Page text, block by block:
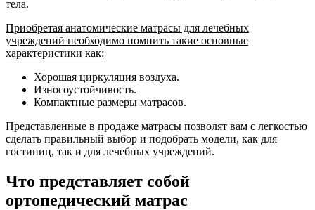
тела.
Приобретая анатомические матрасы для лечебных
учреждений необходимо помнить такие основные
характеристики как:
Хорошая циркуляция воздуха.
Износоустойчивость.
Компактные размеры матрасов.
Представленные в продаже матрасы позволят вам с легкостью
сделать правильный выбор и подобрать модели, как для
гостиниц, так и для лечебных учреждений.
Что представляет собой
ортопедический матрас